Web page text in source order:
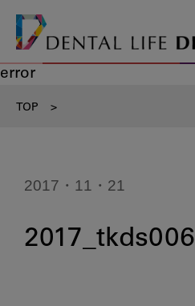
error
TOP >
2017・11・21
2017_tkds006